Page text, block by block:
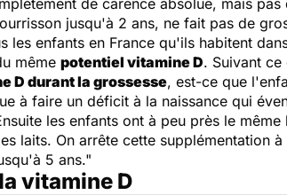
de carence absolue, mais
jusqu'à 2 ans, ne fait pas de
les enfants en France qu'ils habitent
même potentiel vitamine D. Suivant
D durant la grossesse, est-ce que
à faire un déficit à la naissance qui
les enfants ont à peu près le
laits. On arrête cette supplémentation
5 ans."
vitamine D